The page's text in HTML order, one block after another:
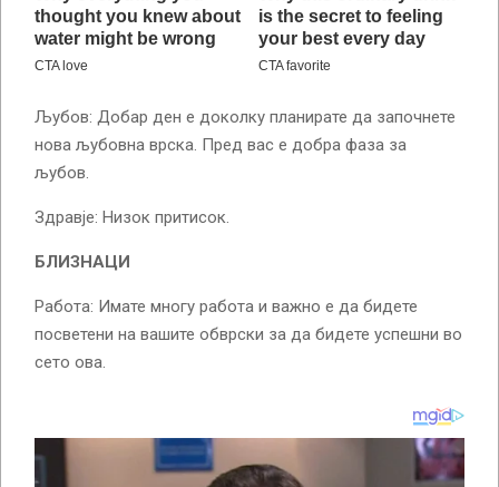
Љубов: Добар ден е доколку планирате да започнете
нова љубовна врска. Пред вас е добра фаза за
љубов.
Здравје: Низок притисок.
БЛИЗНАЦИ
Работа: Имате многу работа и важно е да бидете
посветени на вашите обврски за да бидете успешни во
сето ова.